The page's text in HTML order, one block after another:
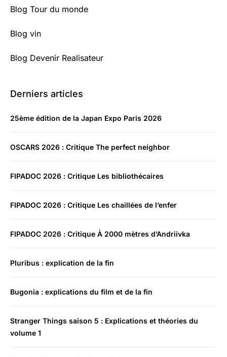
Blog Tour du monde
Blog vin
Blog Devenir Realisateur
Derniers articles
25ème édition de la Japan Expo Paris 2026
OSCARS 2026 : Critique The perfect neighbor
FIPADOC 2026 : Critique Les bibliothécaires
FIPADOC 2026 : Critique Les chaillées de l’enfer
FIPADOC 2026 : Critique À 2000 mètres d’Andriivka
Pluribus : explication de la fin
Bugonia : explications du film et de la fin
Stranger Things saison 5 : Explications et théories du
volume 1